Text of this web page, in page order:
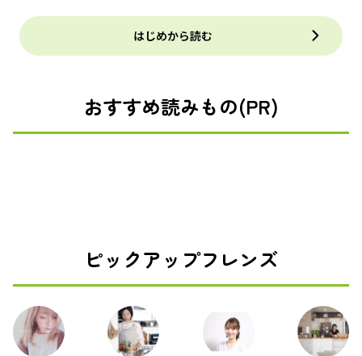
はじめから読む
おすすめ読みもの(PR)
ピックアップフレンズ